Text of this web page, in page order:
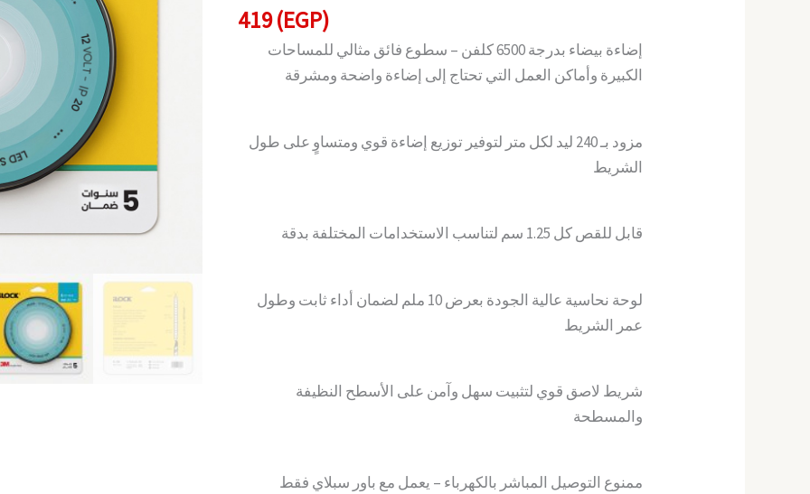
419(EGP)
إضاءة بيضاء بدرجة 6500 كلفن – سطوع فائق مثالي للمساحات
الكبيرة وأماكن العمل التي تحتاج إلى إضاءة واضحة ومشرقة
مزود بـ 240 ليد لكل متر لتوفير توزيع إضاءة قوي ومتساوٍ على طول
الشريط
قابل للقص كل 1.25 سم لتناسب الاستخدامات المختلفة بدقة
لوحة نحاسية عالية الجودة بعرض 10 ملم لضمان أداء ثابت وطول
عمر الشريط
شريط لاصق قوي لتثبيت سهل وآمن على الأسطح النظيفة
والمسطحة
ممنوع التوصيل المباشر بالكهرباء – يعمل مع باور سبلاي فقط
|
with